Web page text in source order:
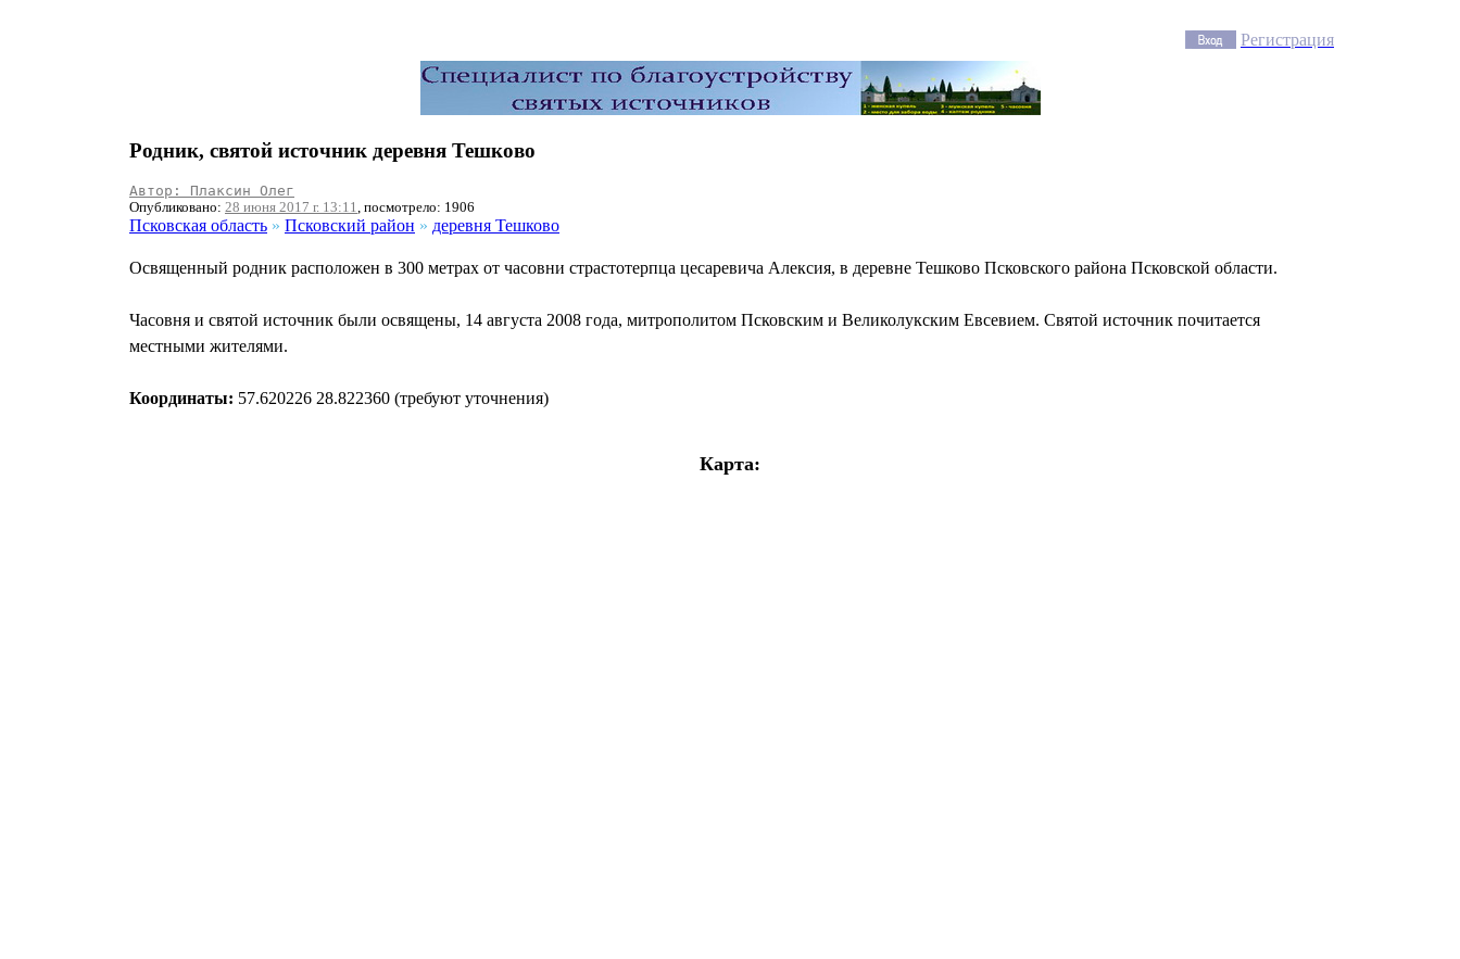
Регистрация
Родник, святой источник деревня Тешково
Автор: Плаксин Олег
Опубликовано: 28 июня 2017 г. 13:11, посмотрело: 1906
Псковская область » Псковский район » деревня Тешково
Освященный родник расположен в 300 метрах от часовни страстотерпца цесаревича Алексия, в деревне Тешково Псковского района Псковской области.
Часовня и святой источник были освящены, 14 августа 2008 года, митрополитом Псковским и Великолукским Евсевием. Святой источник почитается
местными жителями.
Координаты: 57.620226 28.822360 (требуют уточнения)
Карта: